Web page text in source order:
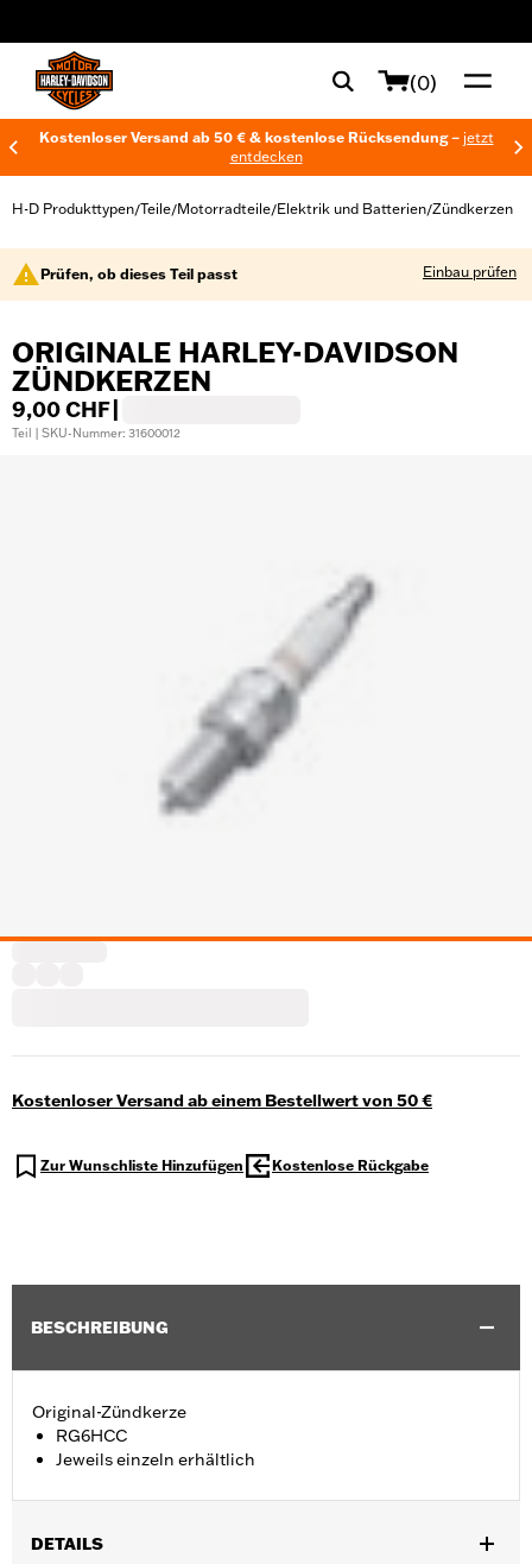
(0)
Kostenloser Versand ab 50 € & kostenlose Rücksendung – jetzt
entdecken
H-D Produkttypen/Teile/Motorradteile/Elektrik und Batterien/Zündkerzen
Prüfen, ob dieses Teil passt Einbau prüfen
ORIGINALE HARLEY-DAVIDSON
ZÜNDKERZEN
9,00 CHF
Teil | SKU-Nummer: 31600012
Kostenloser Versand ab einem Bestellwert von 50 €
Zur Wunschliste Hinzufügen Kostenlose Rückgabe
BESCHREIBUNG
Original-Zündkerze
RG6HCC
Jeweils einzeln erhältlich
DETAILS